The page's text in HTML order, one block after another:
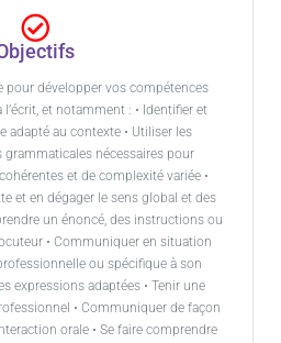
pour développer vos compétences
l’écrit, et notamment : • Identifier et
adapté au contexte • Utiliser les
nécessaires pour
et de complexité variée •
et en dégager le sens global et des
un énoncé, des instructions ou
• Communiquer en situation
ou spécifique à son
expressions adaptées • Tenir une
• Communiquer de façon
orale • Se faire comprendre